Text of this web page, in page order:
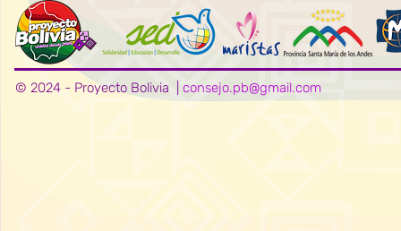
© 2024 - Proyecto Bolivia | consejo.pb@gmail.com